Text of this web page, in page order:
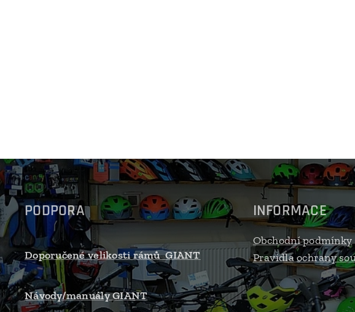
PODPORA
Doporučené velikosti rámů GIANT
Návody/manuály GIANT
INFORMACE
Obchodní podmínky
Pravidla ochrany